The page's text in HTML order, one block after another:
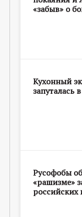
«забыв» о
Кухонный
запуталась
Русофобы
«рашизме»
российских